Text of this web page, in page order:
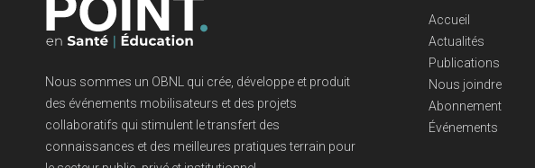
Nous sommes un OBNL qui crée, développe et produit
des événements mobilisateurs et des projets
collaboratifs qui stimulent le transfert des
connaissances et des meilleures pratiques terrain pour
Accueil
Actualités
Publications
Nous joindre
Abonnement
Événements